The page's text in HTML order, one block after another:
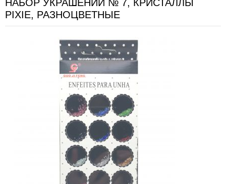
НАБОР УКРАШЕНИЙ № 7, КРИСТАЛЛЫ
PIXIE, РАЗНОЦВЕТНЫЕ